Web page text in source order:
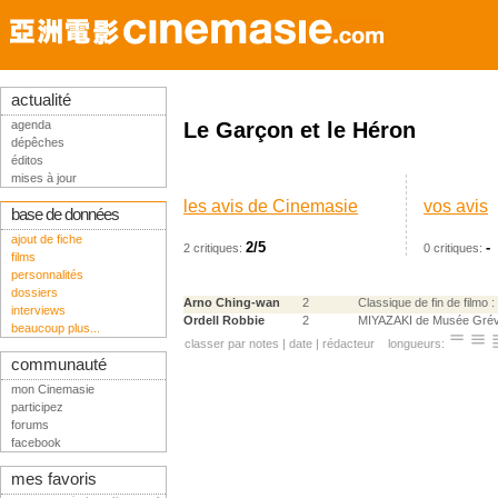
Le Garçon et le Héron
les avis de Cinemasie
2 critiques: 2/5
vos avis
0 critiques: -
Arno Ching-wan 2
Classique de fin de filmo
Ordell Robbie
2
MIYAZAKI de Musée
classer par notes | date | rédacteur longueurs:
actualité
agenda
dépêches
éditos
mises à jour
base de données
ajout de fiche
films
personnalités
dossiers
interviews
beaucoup plus...
communauté
mon Cinemasie
participez
forums
facebook
mes favoris